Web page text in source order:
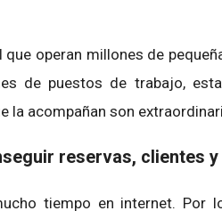
operan millones de
de puestos de trabajo,
la acompañan son
reservas, clientes
tiempo en internet. Por